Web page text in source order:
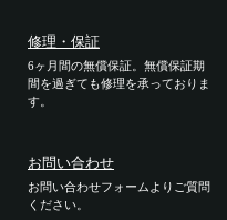
修理・保証
6ヶ月間の無償保証。無償保証期
間を過ぎても修理を承っておりま
す。
お問い合わせ
お問い合わせフォームよりご質問
ください。